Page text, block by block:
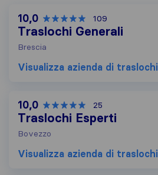
10,0 109
Traslochi Generali
Brescia
Visualizza azienda di traslochi
10,0 25
Traslochi Esperti
Bovezzo
Visualizza azienda di traslochi